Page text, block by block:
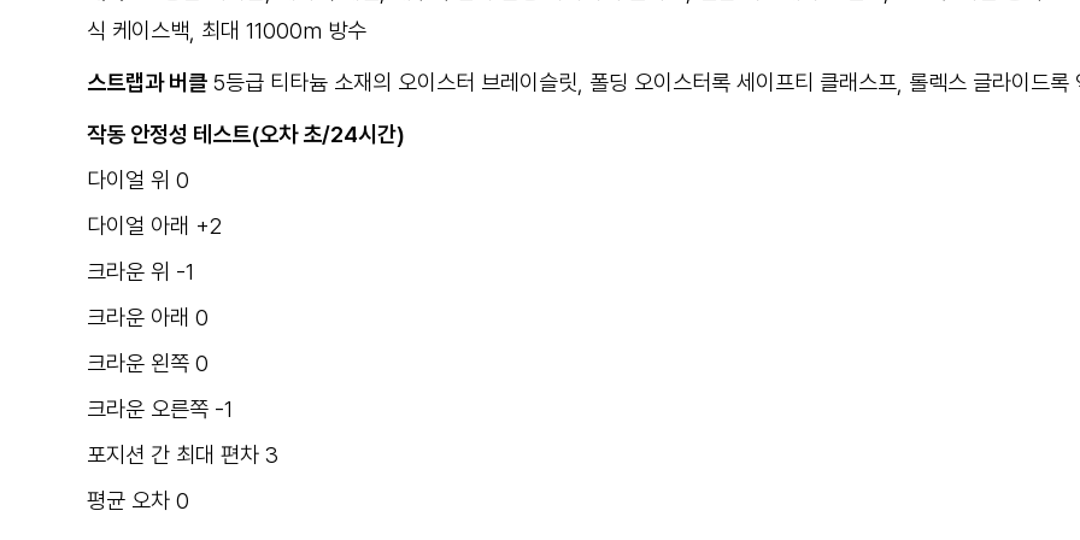
식 케이스백, 최대 11000m 방수
스트랩과 버클 5등급 티타늄 소재의 오이스터 브레이슬릿, 폴딩 오이스터록 세이프티 클래스프, 롤렉스 글라이드
작동 안정성 테스트(오차 초/24시간)
다이얼 위 0
다이얼 아래 +2
크라운 위 -1
크라운 아래 0
크라운 왼쪽 0
크라운 오른쪽 -1
포지션 간 최대 편차 3
평균 오차 0